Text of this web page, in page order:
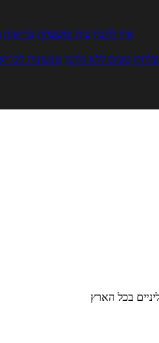
איך להכין בית ומשפחה בריאות
טעים ללא גלוטן טבעונות
בכל הארץ